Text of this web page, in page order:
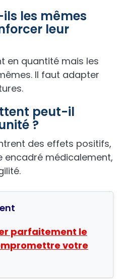
les mêmes
leur
en quantité mais les
Il faut adapter
peut-il
?
des effets positifs,
encadré médicalement,
parfaitement le
votre